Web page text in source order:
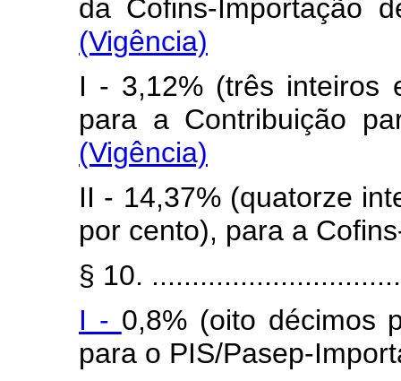
da Cofins-Importação
(Vigência)
I - 3,12% (três inteiros
para a Contribuição
(Vigência)
II - 14,37% (quatorze
por cento), para a
§ 10.
I - 0,8% (oito décimos
para o PIS/Pasep-